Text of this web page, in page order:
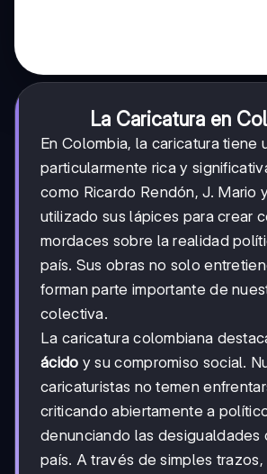
La Caricatura en
En Colombia, la caricatura tiene
particularmente rica y
como Ricardo Rendón, J. Mario
utilizado sus lápices para crear
mordaces sobre la realidad
país. Sus obras no solo
forman parte importante de
colectiva.
La caricatura colombiana
ácido y su compromiso social.
caricaturistas no temen
criticando abiertamente a
denunciando las desigualdades
país. A través de simples